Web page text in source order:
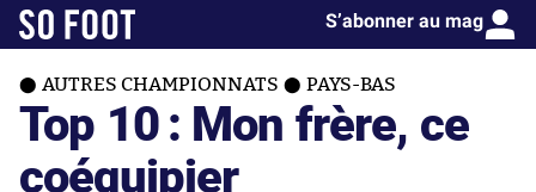
S’abonner au mag
AUTRES CHAMPIONNATS PAYS-BAS
Top 10 : Mon frère, ce
coéquipier